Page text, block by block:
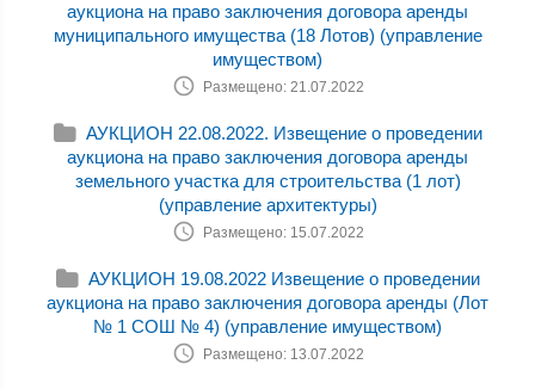
аукциона на право заключения договора аренды
муниципального имущества (18 Лотов) (управление
имуществом)
Размещено: 21.07.2022
АУКЦИОН 22.08.2022. Извещение о проведении
аукциона на право заключения договора аренды
земельного участка для строительства (1 лот)
(управление архитектуры)
Размещено: 15.07.2022
АУКЦИОН 19.08.2022 Извещение о проведении
аукциона на право заключения договора аренды (Лот
№ 1 СОШ № 4) (управление имуществом)
Размещено: 13.07.2022